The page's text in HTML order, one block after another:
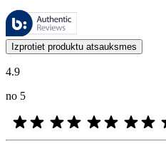
Šīs atsauksmes pārvalda
Klientu viedokļi produktu un
Izprotiet produktu atsauksmes
4.9
no 5